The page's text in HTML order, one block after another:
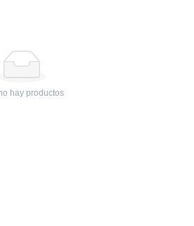
hay productos